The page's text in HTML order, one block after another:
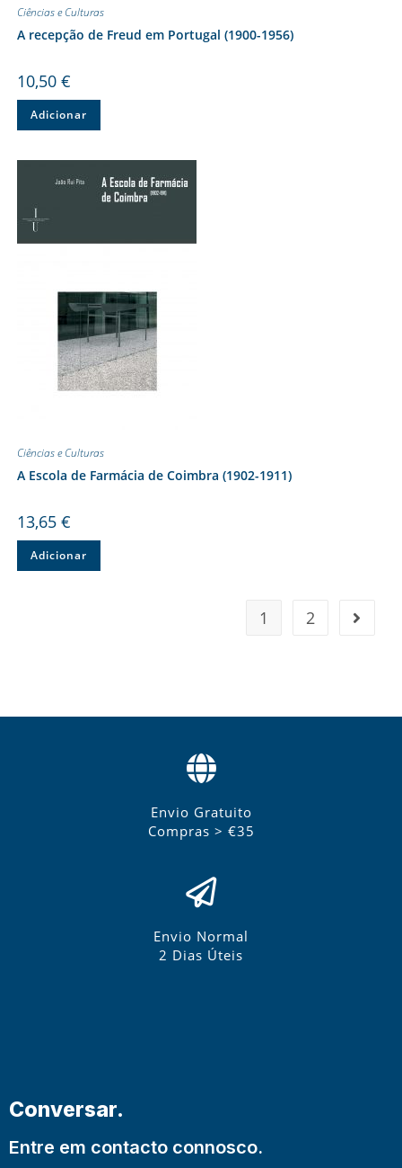
Ciências e Culturas
A recepção de Freud em Portugal (1900-1956)
10,50 €
Adicionar
Ciências e Culturas
A Escola de Farmácia de Coimbra (1902-1911)
13,65 €
Adicionar
1 2
Envio Gratuito
Compras > €35
Envio Normal
2 Dias Úteis
Conversar.
Entre em contacto connosco.